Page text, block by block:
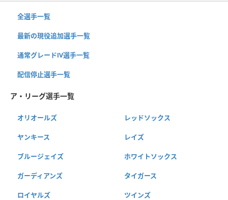
全選手一覧
最新の現役追加選手一覧
通常グレードⅣ選手一覧
配信停止選手一覧
ア・リーグ選手一覧
オリオールズ レッドソックス
ヤンキース レイズ
ブルージェイズ ホワイトソックス
ガーディアンズ タイガース
ロイヤルズ ツインズ